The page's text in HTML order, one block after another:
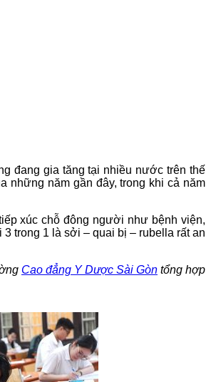
đang gia tăng tại nhiều nước trên thế
những năm gần đây, trong khi cả năm
xúc chỗ đông người như bệnh viện,
trong 1 là sởi – quai bị – rubella rất an
Cao đẳng Y Dược Sài Gòn tổng hợp